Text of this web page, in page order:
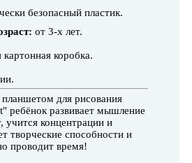
безопасный пластик.
от 3-х лет.
картонная коробка.
для рисования
ребёнок развивает мышление
концентрации и
творческие способности и
проводит время!